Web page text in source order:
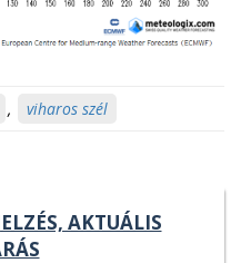
, viharos szél
AKTUÁLIS